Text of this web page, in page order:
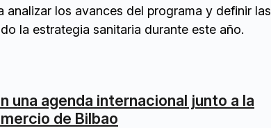
analizar los avances del programa y definir las
la estrategia sanitaria durante este año.
una agenda internacional junto a la
de Bilbao